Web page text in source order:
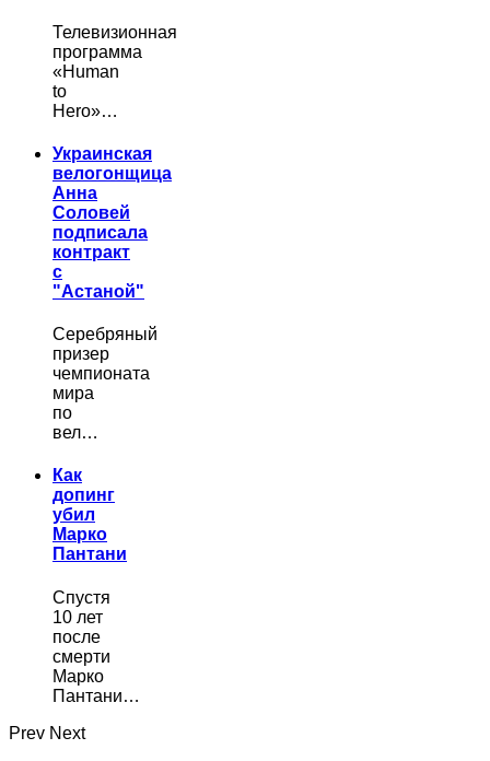
Телевизионная
программа
«Human
to
Hero»…
Украинская
велогонщица
Анна
Соловей
подписала
контракт
с
"Астаной"
Серебряный
призер
чемпионата
мира
по
вел…
Как
допинг
убил
Марко
Пантани
Спустя
10 лет
после
смерти
Марко
Пантани…
Prev Next